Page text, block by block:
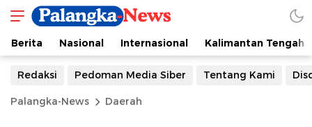
Berita Nasional Internasional Kalimantan Tengah
Redaksi Pedoman Media Siber Tentang Kami
Palangka-News Daerah